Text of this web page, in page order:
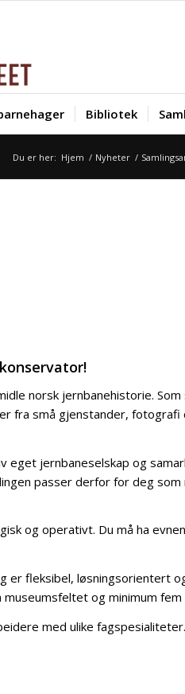
Bibliotek
Du er her: Hjem / Nyheter /
norsk jernbanehistorie. Som
fra små gjenstander,
eget jernbaneselskap og
passer derfor for deg
og operativt. Du må ha
er fleksibel, løsningsorientert
og minimum
med ulike